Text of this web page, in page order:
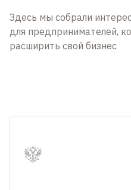
Здесь мы собрали
для предпринимателей,
расширить свой бизнес